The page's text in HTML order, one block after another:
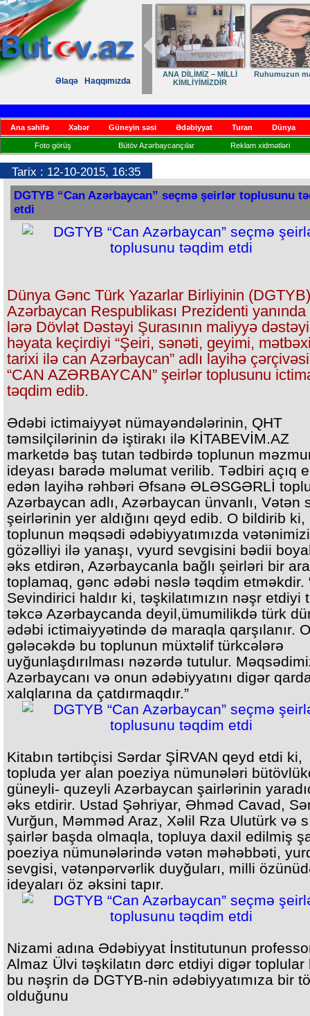
Əlaqə Haqqımızda
ANA DİLİMİZ – MİLLİ
KİMLİYİMİZDİR
Ruhumuzun
Ana səhifə Xəbər Güneyin səsi Ədəbiyyat Turan Dünya
Foto görüş Bütöv Azərbaycançılar Reklam xidmətləri
Tarix : 12-10-2015, 16:35
DGTYB “Can Azərbaycan” seçmə şeirlər toplusunu
etdi
Dünya Gənc Türk Yazarlar Birliyinin (DGTYB)
Azərbaycan Respublikası Prezidenti yanında
lərə Dövlət Dəstəyi Şurasının maliyyə
həyata keçirdiyi “Şeiri, sənəti, geyimi,
tarixi ilə can Azərbaycan” adlı layihə
“CAN AZƏRBAYCAN” şeirlər toplusunu
təqdim edib.
Ədəbi ictimaiyyət nümayəndələrinin, QHT
təmsilçilərinin də iştirakı ilə KİTABEVİM.AZ
marketdə baş tutan tədbirdə toplunun
ideyası barədə məlumat verilib. Tədbiri açıq
edən layihə rəhbəri Əfsanə ƏLƏSGƏRLİ
Azərbaycan adlı, Azərbaycan ünvanlı, Vətən
şeirlərinin yer aldığını qeyd edib. O bildirib ki,
toplunun məqsədi ədəbiyyatımızda
gözəlliyi ilə yanaşı, vyurd sevgisini bədii
əks etdirən, Azərbaycanla bağlı şeirləri bir
toplamaq, gənc ədəbi nəslə təqdim etməkdir.
Sevindirici haldır ki, təşkilatımızın nəşr etdiyi
təkcə Azərbaycanda deyil,ümumilikdə türk
ədəbi ictimaiyyətində də maraqla qarşılanır.
gələcəkdə bu toplunun müxtəlif türkcələrə
uyğunlaşdırılması nəzərdə tutulur.
Azərbaycanı və onun ədəbiyyatını digər
xalqlarına da çatdırmaqdır.”
Kitabın tərtibçisi Sərdar ŞİRVAN qeyd etdi ki,
topluda yer alan poeziya nümunələri
güneyli- quzeyli Azərbaycan şairlərinin
əks etdirir. Ustad Şəhriyar, Əhməd Cavad,
Vurğun, Məmməd Araz, Xəlil Rza Ulutürk və
şairlər başda olmaqla, topluya daxil edilmiş
poeziya nümunələrində vətən məhəbbəti,
sevgisi, vətənpərvərlik duyğuları, milli
ideyaları öz əksini tapır.
Nizami adına Ədəbiyyat İnstitutunun
Almaz Ülvi təşkilatın dərc etdiyi digər toplular
bu nəşrin də DGTYB-nin ədəbiyyatımıza bir
olduğunu